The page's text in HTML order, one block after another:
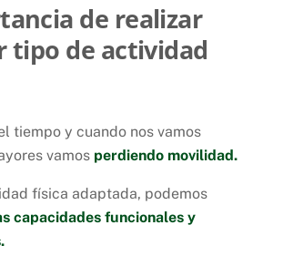
de realizar
tipo de actividad
tiempo y cuando nos vamos
vamos perdiendo movilidad.
física adaptada, podemos
capacidades funcionales y